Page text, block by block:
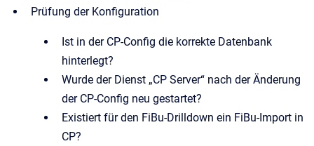
Prüfung der Konfiguration
Ist in der CP-Config die korrekte Datenbank
hinterlegt?
Wurde der Dienst „CP Server“ nach der Änderung
der CP-Config neu gestartet?
Existiert für den FiBu-Drilldown ein FiBu-Import in
CP?